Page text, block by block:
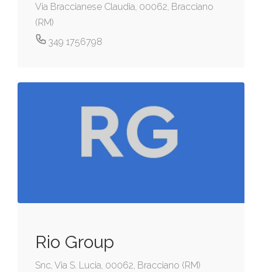
Via Braccianese Claudia, 00062, Bracciano
(RM)
349 1756798
Rio Group
Snc, Via S. Lucia, 00062, Bracciano (RM)